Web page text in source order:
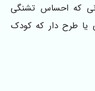
که احساس تشنگی
یا طرح دار که کودک